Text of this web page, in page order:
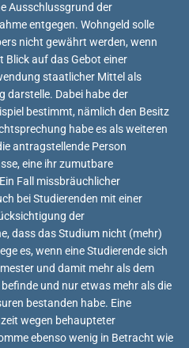
Ausschlussgrund der
entgegen. Wohngeld solle
nicht gewährt werden, wenn
Blick auf das Gebot einer
staatlicher Mittel als
darstelle. Dabei habe der
bestimmt, nämlich den Besitz
habe es als weiteren
antragstellende Person
eine ihr zumutbare
Fall missbräuchlicher
bei Studierenden mit einer
der
dass das Studium nicht (mehr)
es, wenn eine Studierende sich
und damit mehr als dem
und nur etwas mehr als die
bestanden habe. Eine
wegen behaupteter
ebenso wenig in Betracht wie